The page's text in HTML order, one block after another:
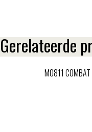
Gerelateerde
MO811